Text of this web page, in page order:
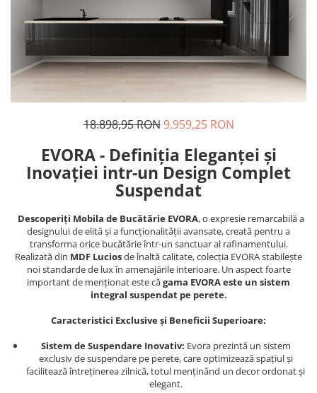
18.898,95 RON 9.959,25 RON
EVORA - Definiția Eleganței și
Inovației intr-un Design Complet
Suspendat
Descoperiți Mobila de Bucătărie EVORA, o expresie remarcabilă a
designului de elită și a funcționalității avansate, creată pentru a
transforma orice bucătărie într-un sanctuar al rafinamentului.
Realizată din MDF Luciosde înaltă calitate, colecția EVORA stabilește
noi standarde de lux în amenajările interioare. Un aspect foarte
important de menționat este căgama EVORA este un sistem
integral suspendat pe perete.
Caracteristici Exclusive și Beneficii Superioare:
Sistem de Suspendare Inovativ: Evora prezintă un sistem
exclusiv de suspendare pe perete, care optimizează spațiul și
facilitează întreținerea zilnică, totul menținând un decor ordonat și
elegant.